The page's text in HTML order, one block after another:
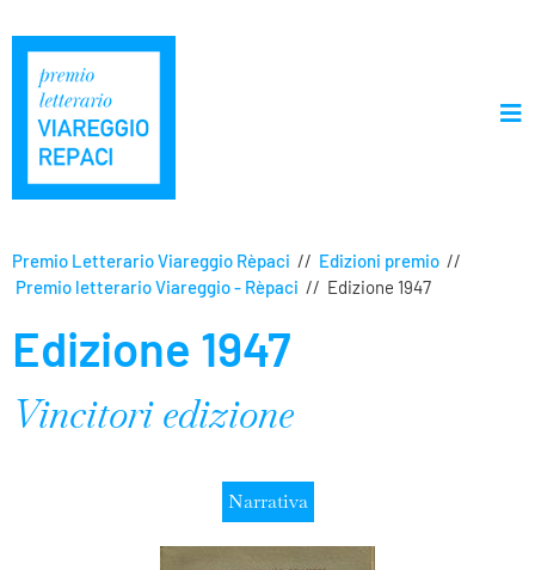
Premio Letterario Viareggio Rèpaci // Edizioni premio //
Premio letterario Viareggio - Rèpaci // Edizione 1947
Edizione 1947
Vincitori edizione
Narrativa